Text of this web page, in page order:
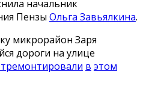
начальник
Пензы Ольга Завьялкина.
микрорайон Заря
дороги на улице
в этом